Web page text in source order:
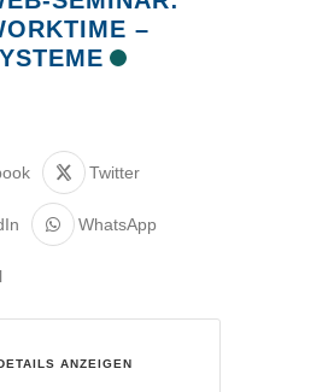
–
Twitter
WhatsApp
ANZEIGEN